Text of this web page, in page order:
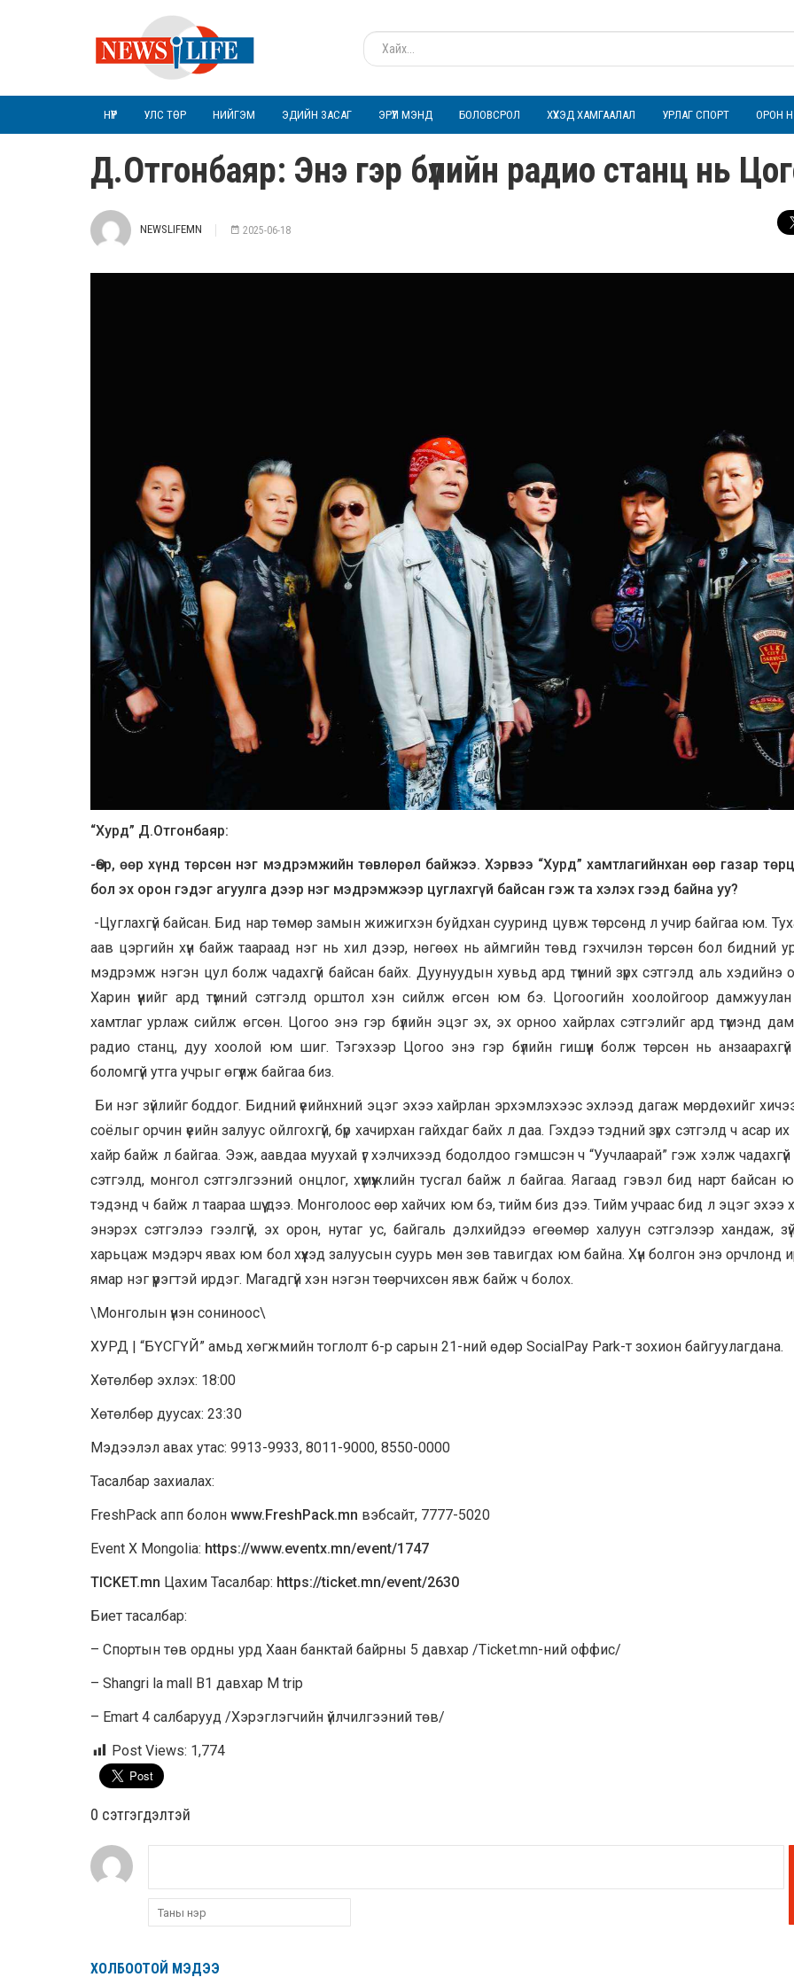
НҮҮР УЛС ТӨР НИЙГЭМ ЭДИЙН ЗАСАГ ЭРҮҮЛ МЭНД БОЛОВСРОЛ ХҮҮХЭД ХАМГААЛАЛ УРЛАГ СПОРТ ОРОН
Д.Отгонбаяр: Энэ гэр бүлийн радио станц нь
NEWSLIFEMN 2025-06-18
“Хурд” Д.Отгонбаяр:
-Өөр, өөр хүнд төрсөн нэг мэдрэмжийн төвлөрөл байжээ. Хэрвээ “Хурд” хамтлагийнхан өөр газар
бол эх орон гэдэг агуулга дээр нэг мэдрэмжээр цуглахгүй байсан гэж та хэлэх гээд байна уу?
-Цуглахгүй байсан. Бид нар төмөр замын жижигхэн буйдхан сууринд цувж төрсөнд л учир байгаа юм.
аав цэргийн хүн байж таараад нэг нь хил дээр, нөгөөх нь аймгийн төвд гэхчилэн төрсөн бол бидний
мэдрэмж нэгэн цул болж чадахгүй байсан байх. Дуунуудын хувьд ард түмний зүрх сэтгэлд аль хэдийнэ
Харин үүнийг ард түмний сэтгэлд орштол хэн сийлж өгсөн юм бэ. Цогоогийн хоолойгоор дамжуулан
хамтлаг урлаж сийлж өгсөн. Цогоо энэ гэр бүлийн эцэг эх, эх орноо хайрлах сэтгэлийг ард түмэнд
радио станц, дуу хоолой юм шиг. Тэгэхээр Цогоо энэ гэр бүлийн гишүүн болж төрсөн нь
боломгүй утга учрыг өгүүлж байгаа биз.
Би нэг зүйлийг боддог. Бидний үеийнхний эцэг эхээ хайрлан эрхэмлэхээс эхлээд дагаж мөрдөхийг
соёлыг орчин үеийн залуус ойлгохгүй, бүр хачирхан гайхдаг байх л даа. Гэхдээ тэдний зүрх сэтгэлд ч асар
хайр байж л байгаа. Ээж, аавдаа муухай үг хэлчихээд бодолдоо гэмшсэн ч “Уучлаарай” гэж хэлж
сэтгэлд, монгол сэтгэлгээний онцлог, хүмүүжлийн тусгал байж л байгаа. Яагаад гэвэл бид нарт байсан
тэдэнд ч байж л таараа шүү дээ. Монголоос өөр хайчих юм бэ, тийм биз дээ. Тийм учраас бид л эцэг эхээ
энэрэх сэтгэлээ гээлгүй, эх орон, нутаг ус, байгаль дэлхийдээ өгөөмөр халуун сэтгэлээр хандаж,
харьцаж мэдэрч явах юм бол хүүхэд залуусын суурь мөн зөв тавигдах юм байна. Хүн болгон энэ орчлонд
ямар нэг үүрэгтэй ирдэг. Магадгүй хэн нэгэн төөрчихсөн явж байж ч болох.
\Монголын үнэн сониноос\
ХУРД | “БҮСГҮЙ” амьд хөгжмийн тоглолт 6-р сарын 21-ний өдөр SocialPay Park-т зохион байгуулагдана.
Хөтөлбөр эхлэх: 18:00
Хөтөлбөр дуусах: 23:30
Мэдээлэл авах утас: 9913-9933, 8011-9000, 8550-0000
Тасалбар захиалах:
FreshPack апп болон www.FreshPack.mn вэбсайт, 7777-5020
Event X Mongolia: https://www.eventx.mn/event/1747
TICKET.mn Цахим Тасалбар: https://ticket.mn/event/2630
Биет тасалбар:
– Спортын төв ордны урд Хаан банктай байрны 5 давхар /Ticket.mn-ний оффис/
– Shangri la mall B1 давхар М trip
– Emart 4 салбарууд /Хэрэглэгчийн үйлчилгээний төв/
Post Views: 1,774
0 cэтгэгдэлтэй
ХОЛБООТОЙ МЭДЭЭ